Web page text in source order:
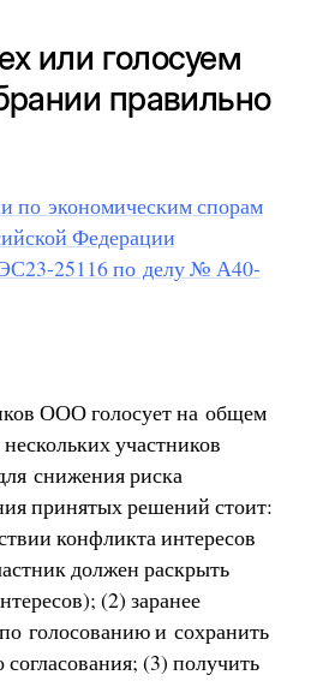
или голосуем
правильно
по экономическим спорам
Федерации
25116 по делу № А40-
ООО голосует на общем
участников
снижения риска
принятых решений стоит:
конфликта интересов
должен раскрыть
(2) заранее
голосованию и сохранить
согласования; (3) получить